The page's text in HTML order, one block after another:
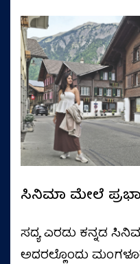
ಸಿನಿಮಾ ಮೇಲೆ
ಸದ್ಯ ಎರಡು ಕನ್ನಡ
ಅದರಲ್ಲೊಂದು